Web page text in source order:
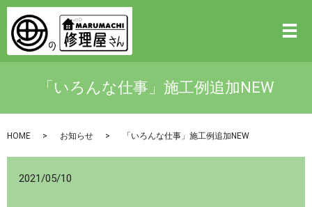
「いろんな仕事」施工例追加NEW
HOME お知らせ 「いろんな仕事」施工例追加NEW
2021/05/10